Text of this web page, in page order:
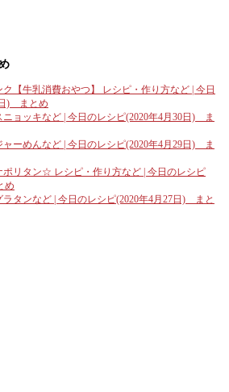
【牛乳消費おやつ】 レシピ・作り方など | 今日
) まとめ
ニョッキなど | 今日のレシピ(2020年4月30日) ま
ーめんなど | 今日のレシピ(2020年4月29日) ま
リタン☆ レシピ・作り方など | 今日のレシピ
め
タンなど | 今日のレシピ(2020年4月27日) まと